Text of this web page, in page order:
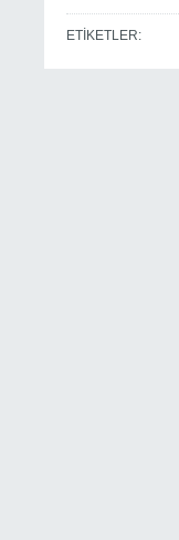
ETİKETLER: